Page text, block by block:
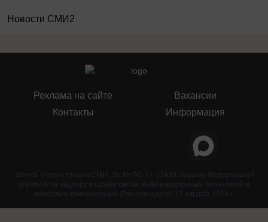
Новости СМИ2
Реклама на сайте
Контакты
Вакансии
Информация
Запись о регистрации СМИ: Эл № ФС 77-73438, выдано Федеральной
службой по надзору в сфере связи, информационных технологий и
массовых коммуникаций (Роскомнадзор) 17 августа 2018 г.